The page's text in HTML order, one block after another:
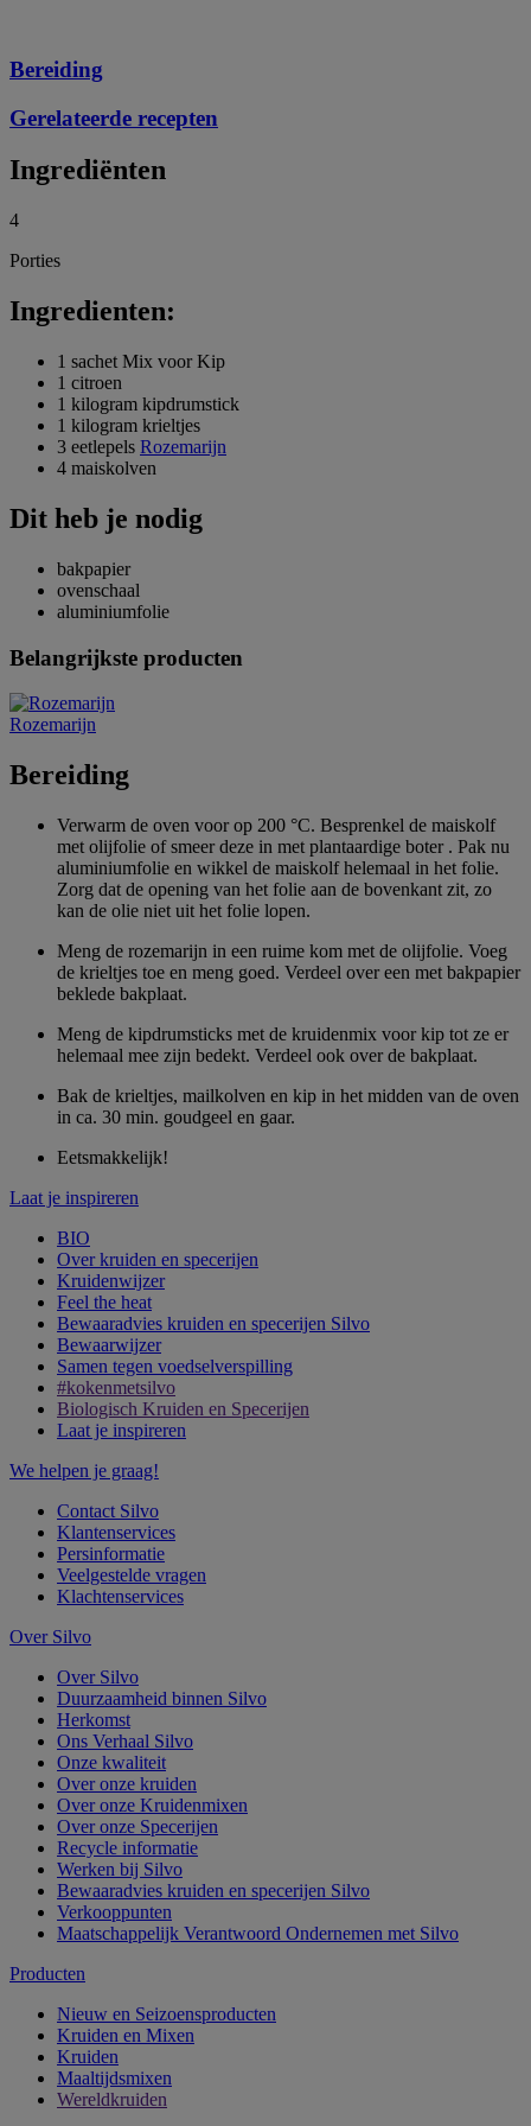
Bereiding
Gerelateerde recepten
Ingrediënten
4
Porties
Ingredienten:
1 sachet Mix voor Kip
1 citroen
1 kilogram kipdrumstick
1 kilogram krieltjes
3 eetlepels Rozemarijn
4 maiskolven
Dit heb je nodig
bakpapier
ovenschaal
aluminiumfolie
Belangrijkste producten
Rozemarijn
Bereiding
Verwarm de oven voor op 200 °C. Besprenkel de maiskolf
met olijfolie of smeer deze in met plantaardige boter . Pak nu
aluminiumfolie en wikkel de maiskolf helemaal in het folie.
Zorg dat de opening van het folie aan de bovenkant zit, zo
kan de olie niet uit het folie lopen.
Meng de rozemarijn in een ruime kom met de olijfolie. Voeg
de krieltjes toe en meng goed. Verdeel over een met bakpapier
beklede bakplaat.
Meng de kipdrumsticks met de kruidenmix voor kip tot ze er
helemaal mee zijn bedekt. Verdeel ook over de bakplaat.
Bak de krieltjes, mailkolven en kip in het midden van de oven
in ca. 30 min. goudgeel en gaar.
Eetsmakkelijk!
Laat je inspireren
BIO
Over kruiden en specerijen
Kruidenwijzer
Feel the heat
Bewaaradvies kruiden en specerijen Silvo
Bewaarwijzer
Samen tegen voedselverspilling
#kokenmetsilvo
Biologisch Kruiden en Specerijen
Laat je inspireren
We helpen je graag!
Contact Silvo
Klantenservices
Persinformatie
Veelgestelde vragen
Klachtenservices
Over Silvo
Over Silvo
Duurzaamheid binnen Silvo
Herkomst
Ons Verhaal Silvo
Onze kwaliteit
Over onze kruiden
Over onze Kruidenmixen
Over onze Specerijen
Recycle informatie
Werken bij Silvo
Bewaaradvies kruiden en specerijen Silvo
Verkooppunten
Maatschappelijk Verantwoord Ondernemen met Silvo
Producten
Nieuw en Seizoensproducten
Kruiden en Mixen
Kruiden
Maaltijdsmixen
Wereldkruiden